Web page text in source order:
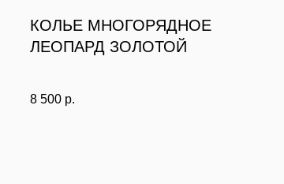
КОЛЬЕ МНОГОРЯДНОЕ
ЛЕОПАРД ЗОЛОТОЙ
8 500 р.